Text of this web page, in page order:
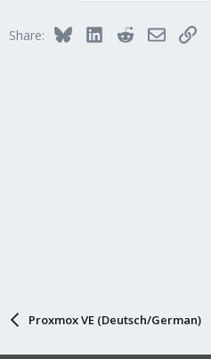
Share: BlueskyLinkedInRedditEmailLink
Proxmox VE (Deutsch/German)